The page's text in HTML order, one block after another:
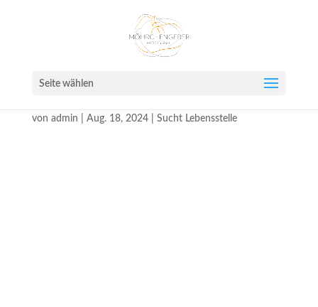
Seite wählen
von admin Aug. 18, 2024| Sucht Lebensstelle